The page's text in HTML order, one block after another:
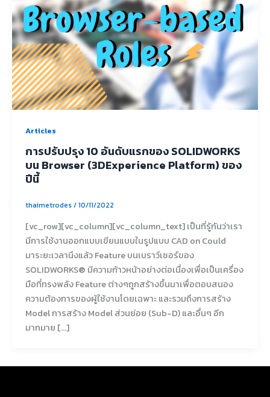
Articles
การปรับปรุง 10 อันดับแรกของ SOLIDWORKS
บน Browser (3DExperience Platform) ของ
ปีนี้
thaimetrodes/10/11/2022
[vc_row][vc_column][vc_column_text] เป็นที่รู้กันว่าเรา
มีการใช้งานออกแบบเขียนแบบในรูปแบบ CAD on Could
มาระยะเวลานึงแล้ว Feature บนเบราว์เซอร์ของ
SOLIDWORKS® มีความก้าวหน้าอย่างต่อเนื่องเพื่อเป็นเครื่อง
มือที่ทรงพลัง Feature ต่างๆถูกสร้างขึ้นมาเพื่อตอบสนอง
ความต้องการของผู้ใช้งานโดยเฉพาะ และรวมถึงการสร้าง
Model การสร้าง Model ส่วนย่อย (Sub-D) และอื่นๆ อีก
มากมาย […]